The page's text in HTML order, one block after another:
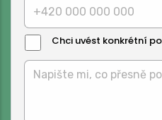
Chci uvést konkrétní
Zprávy: